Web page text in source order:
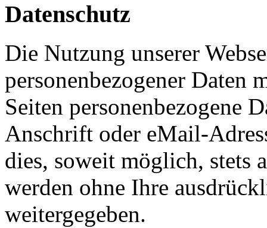
Datenschutz
Die Nutzung unserer
personenbezogener Daten
Seiten personenbezogene
Anschrift oder eMail-
dies, soweit möglich, stets
werden ohne Ihre
weitergegeben.